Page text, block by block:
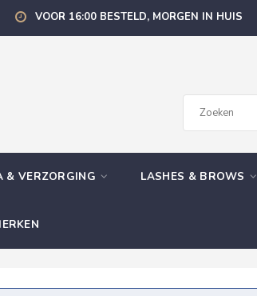
VOOR 16:00 BESTELD, MORGEN IN HUIS
& VERZORGING LASHES & BROWS